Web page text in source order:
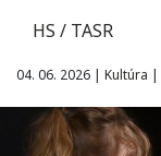
HS / TASR
04. 06. 2026 | Kultúra |